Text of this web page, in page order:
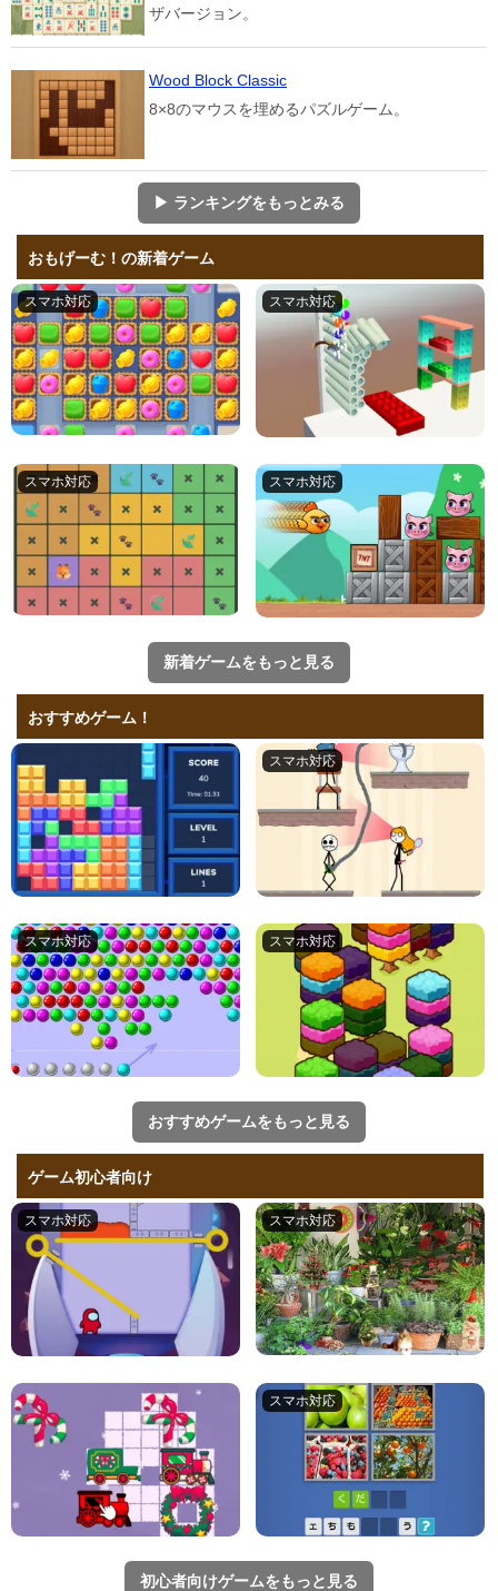
ザバージョン。
Wood Block Classic
8×8のマウスを埋めるパズルゲーム。
▶ ランキングをもっとみる
おもげーむ！の新着ゲーム
新着ゲームをもっと見る
おすすめゲーム！
おすすめゲームをもっと見る
ゲーム初心者向け
初心者向けゲームをもっと見る